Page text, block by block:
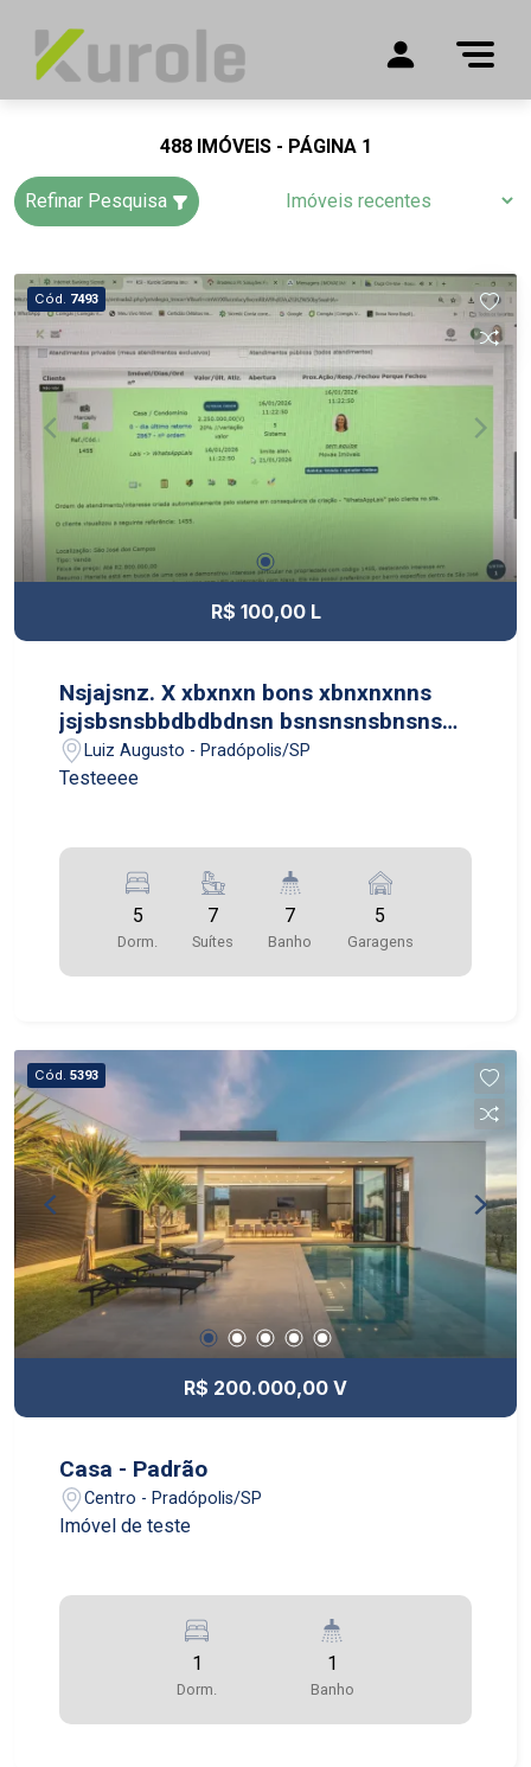
488 IMÓVEIS - PÁGINA 1
Refinar Pesquisa
Cód. 7493
R$ 100,00 L
Nsjajsnz. X xbxnxn bons xbnxnxnns
jsjsbsnsbbdbdbdnsn bsnsnsnsbnsns
jsjsjsnndnsndndn jsjsjsnndns
Luiz Augusto - Pradópolis/SP
Testeeee
5
Dorm.
7
Suítes
7
Banho
5
Garagens
Cód. 5393
R$ 200.000,00 V
Casa - Padrão
Centro - Pradópolis/SP
Imóvel de teste
1
Dorm.
1
Banho